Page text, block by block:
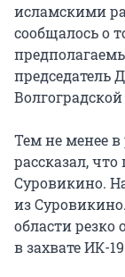
исламскими
сообщалось о
председатель
Тем не менее в
рассказал,
Суровикино.
из
области резко
в захвате ИК-